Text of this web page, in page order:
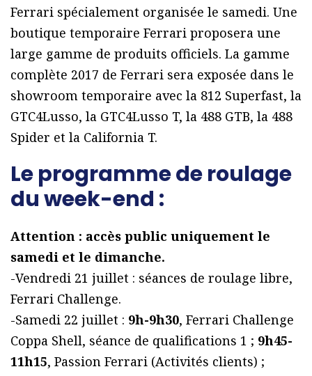
Ferrari spécialement organisée le samedi. Une
boutique temporaire Ferrari proposera une
large gamme de produits officiels. La gamme
complète 2017 de Ferrari sera exposée dans le
showroom temporaire avec la 812 Superfast, la
GTC4Lusso, la GTC4Lusso T, la 488 GTB, la 488
Spider et la California T.
Le programme de roulage
du week-end :
Attention : accès public uniquement le
samedi et le dimanche.
-Vendredi 21 juillet : séances de roulage libre,
Ferrari Challenge.
-Samedi 22 juillet : 9h-9h30, Ferrari Challenge
Coppa Shell, séance de qualifications 1 ; 9h45-
11h15, Passion Ferrari (Activités clients) ;